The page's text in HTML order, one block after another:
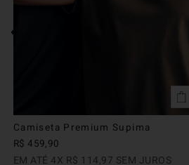
Camiseta Premium Supima
R$ 459,90
EM ATÉ 4X R$ 114,97 SEM JUROS